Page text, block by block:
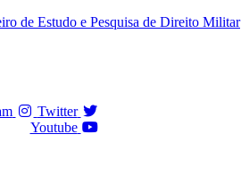
de Estudo e Pesquisa de Direito Militar
Twitter
Youtube